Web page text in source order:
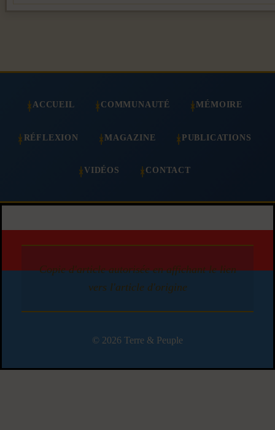
ACCUEIL COMMUNAUTÉ MÉMOIRE
RÉFLEXION MAGAZINE PUBLICATIONS
VIDÉOS CONTACT
Copie d'article autorisée en affichant le lien
vers l'article d'origine
© 2026 Terre & Peuple